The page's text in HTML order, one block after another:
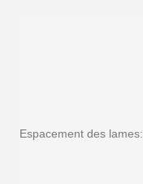
Espacement des lames: